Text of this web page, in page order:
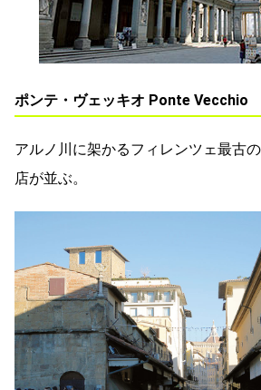
ポンテ・ヴェッキオ Ponte Vecchio
アルノ川に架かるフィレンツェ最古
店が並ぶ。